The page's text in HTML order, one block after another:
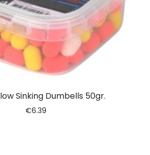
Sinking Dumbells 50gr.
€6.39